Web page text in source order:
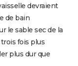
devraient
de bain
le sable sec de la
fois plus
plus dur que